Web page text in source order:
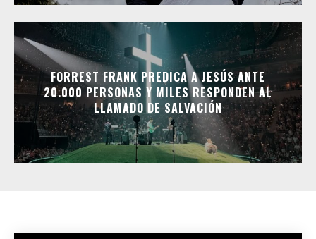
FORREST FRANK PREDICA A JESÚS ANTE
20.000 PERSONAS Y MILES RESPONDEN AL
LLAMADO DE SALVACIÓN